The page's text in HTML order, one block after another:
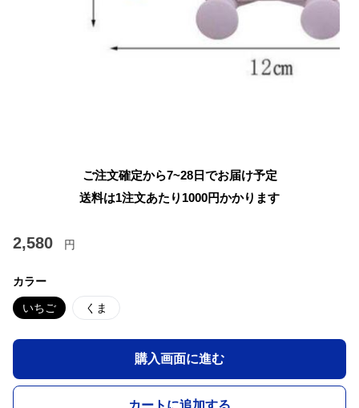
ご注文確定から7~28日でお届け予定
送料は1注文あたり 1000円かかります
2,580 円
カラー
いちご くま
購入画面に進む
カートに追加する